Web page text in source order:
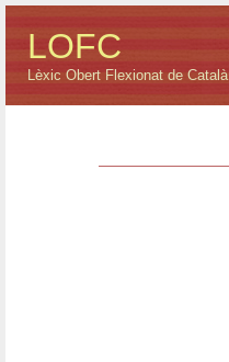
LOFC
Lèxic Obert Flexionat de Català